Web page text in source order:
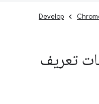
Develop
تعريف